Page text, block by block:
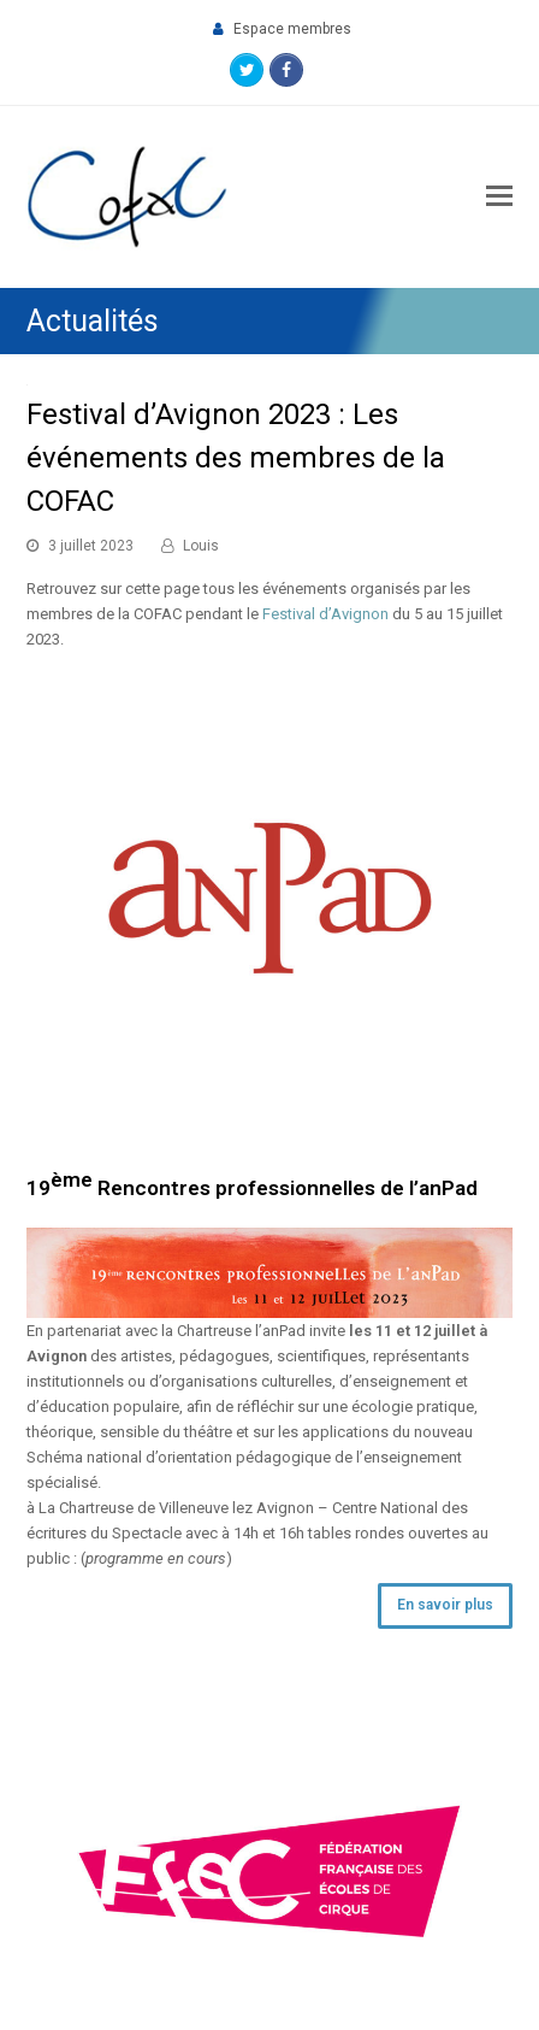
Espace membres
TwitterFacebook
Actualités
Festival d’Avignon 2023 : Les
événements des membres de la
COFAC
3 juillet 2023 Louis
Retrouvez sur cette page tous les événements organisés par les
membres de la COFAC pendant leFestival d’Avignon du 5 au 15 juillet
2023.
19ème Rencontres professionnelles de l’anPad
En partenariat avec la Chartreuse l’anPad invite les 11 et 12 juillet à
Avignon des artistes, pédagogues, scientifiques, représentants
institutionnels ou d’organisations culturelles, d’enseignement et
d’éducation populaire, afin de réfléchir sur une écologie pratique,
théorique, sensible du théâtre et sur les applications du nouveau
Schéma national d’orientation pédagogique de l’enseignement
spécialisé.
à La Chartreuse de Villeneuve lez Avignon – Centre National des
écritures du Spectacle avec à 14h et 16h tables rondes ouvertes au
public : (programme en cours)
En savoir plus